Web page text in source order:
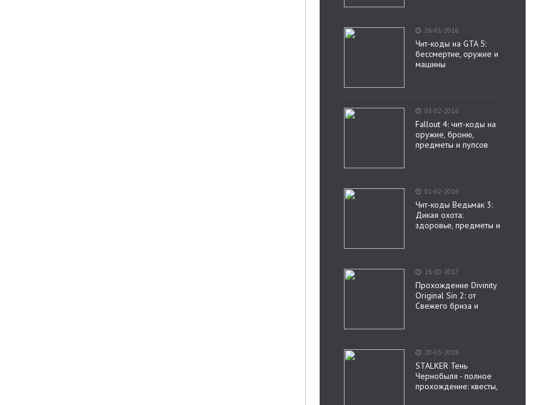
26-01-2016
Чит-коды на GTA 5:
бессмертие, оружие и
машины
03-02-2016
Fallout 4: чит-коды на
оружие, броню,
предметы и пупсов
01-02-2016
Чит-коды Ведьмак 3:
Дикая охота:
здоровье, предметы и
26-10-2017
Прохождение Divinity
Original Sin 2: от
Свежего бриза и
20-03-2018
STALKER Тень
Чернобыля - полное
прохождение: квесты,